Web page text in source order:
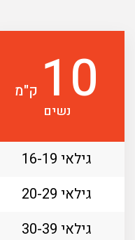
10 ק"מ
נשים
גילאי 16-19
גילאי 20-29
גילאי 30-39